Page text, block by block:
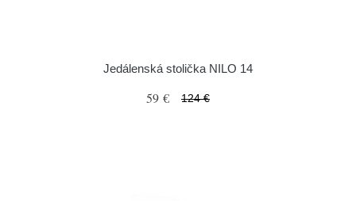
Jedálenská stolička NILO 14
59 € 124 €